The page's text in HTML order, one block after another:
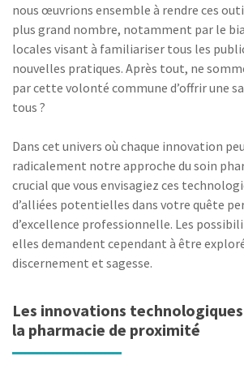
nous œuvrions ensemble à rendre ces
plus grand nombre, notamment par le
locales visant à familiariser tous les
nouvelles pratiques. Après tout, ne
par cette volonté commune d’offrir une
tous ?
Dans cet univers où chaque innovation
radicalement notre approche du soin
crucial que vous envisagiez ces
d’alliées potentielles dans votre quête
d’excellence professionnelle. Les
elles demandent cependant à être
discernement et sagesse.
Les innovations
la pharmacie de proximité